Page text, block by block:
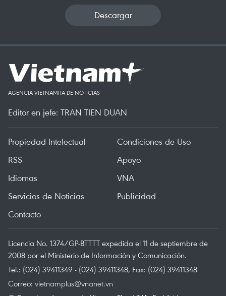
Descargar
AGENCIA VIETNAMITA DE NOTICIAS
Editor en jefe: TRAN TIEN DUAN
Propiedad Intelectual
Condiciones de Uso
RSS
Apoyo
Idiomas
VNA
Servicios de Noticias
Publicidad
Contacto
Licencia No. 1374/GP-BTTTT expedida el 11 de septiembre de
2008 por el Ministerio de Información y Comunicación.
Tel.: (024) 39411349 - (024) 39411348, Fax: (024) 39411348
Correo: vietnamplus@vnanet.vn